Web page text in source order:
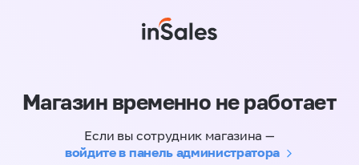
Магазин временно не работает
Если вы сотрудник магазина —
войдите в панель администратора